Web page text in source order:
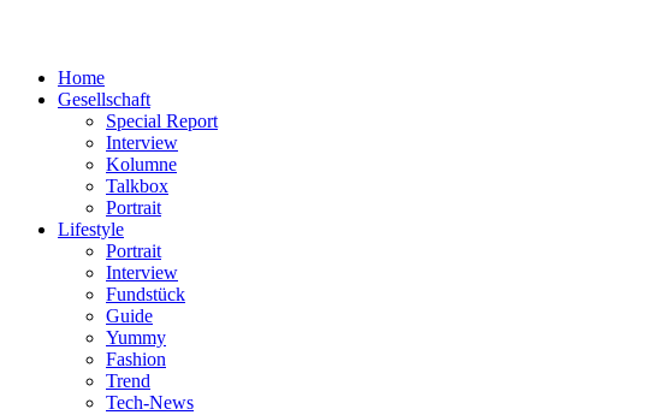
Home
Gesellschaft
Special Report
Interview
Kolumne
Talkbox
Portrait
Lifestyle
Portrait
Interview
Fundstück
Guide
Yummy
Fashion
Trend
Tech-News